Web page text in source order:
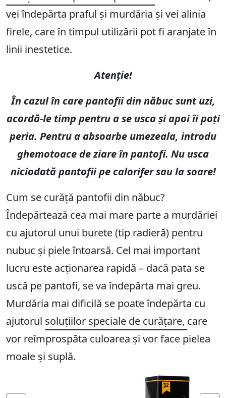
vei îndepărta praful și murdăria și vei alinia
firele, care în timpul utilizării pot fi aranjate în
linii inestetice.
Atenție!
În cazul în care pantofii din năbuc sunt uzi,
acordă-le timp pentru a se usca și apoi îi poți
peria. Pentru a absoarbe umezeala, introdu
ghemotoace de ziare în pantofi. Nu usca
niciodată pantofii pe calorifer sau la soare!
Cum se curăță pantofii din năbuc?
Îndepărtează cea mai mare parte a murdăriei
cu ajutorul unui burete (tip radieră) pentru
nubuc și piele întoarsă. Cel mai important
lucru este acționarea rapidă – dacă pata se
uscă pe pantofi, se va îndepărta mai greu.
Murdăria mai dificilă se poate îndepărta cu
ajutorul soluțiilor speciale de curățare, care
vor reîmprospăta culoarea și vor face pielea
moale și suplă.